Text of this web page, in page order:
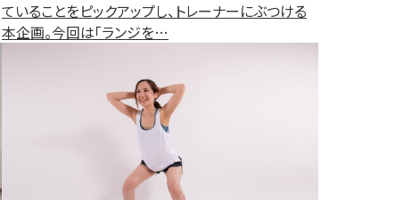
ていることをピックアップし、トレーナーにぶつける
本企画。今回は「ランジを…